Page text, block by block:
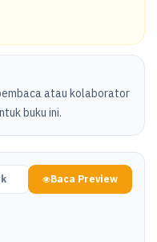
atau kolaborator
buku ini.
Baca Preview